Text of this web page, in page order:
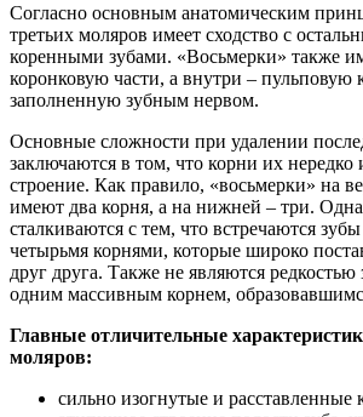
Согласно основным анатомическим
третьих моляров имеет сходство с
коренными зубами. «Восьмерки» также
коронковую части, а внутри – пульповую
заполненную зубным нервом.
Основные сложности при удалении
заключаются в том, что корни их
строение. Как правило, «восьмерки» на
имеют два корня, а на нижней – три.
сталкиваются с тем, что встречаются
четырьмя корнями, которые широко
друг друга. Также не являются
одним массивным корнем,
Главные отличительные
моляров:
сильно изогнутые и расставленные